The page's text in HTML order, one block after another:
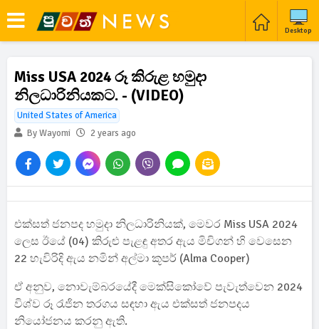
Desktop
Miss USA 2024 රූ කිරුළ හමුදා
නිලධාරිනියකට. - (VIDEO)
United States of America
By Wayomi
2 years ago
එක්සත් ජනපද හමුදා නිලධාරිනියක්, මෙවර Miss USA 2024
ලෙස ඊයේ (04) කිරුළු පැළඳු අතර ඇය මිචිගන් හි වෙසෙන
22 හැවිරිදි ඇය නමින් අල්මා කූපර් (Alma Cooper)
ඒ අනුව, නොවැම්බරයේදී මෙක්සිකෝවේ පැවැත්වෙන 2024
විශ්ව රූ රැජින තරගය සඳහා ඇය එක්සත් ජනපදය
නියෝජනය කරනු ඇති.